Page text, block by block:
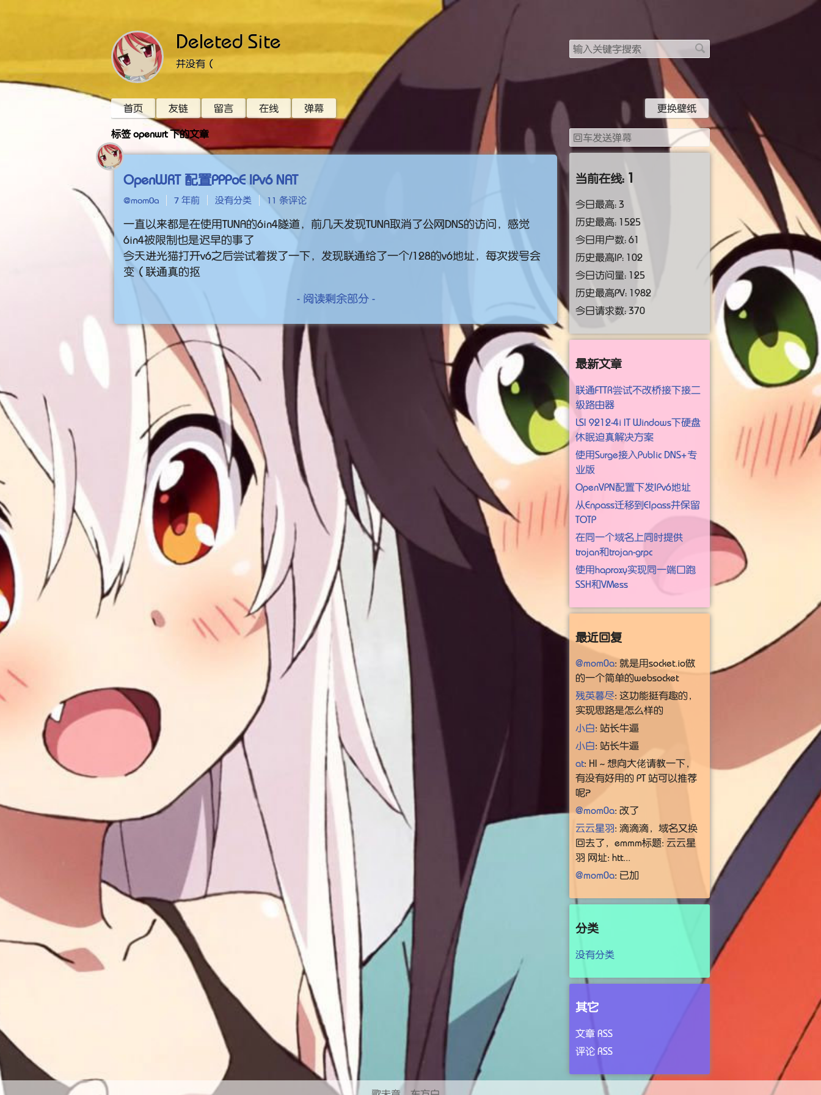
Deleted Site
并没有（
搜
索
键
首页
友链 留言 在线 弹幕 更换壁纸
标签 openwrt 下的文章
OpenWRT 配置PPPoE IPv6 NAT
@mom0a 7 年前 没有分类 11 条评论
一直以来都是在使用TUNA的6in4隧道，前几天发现TUNA取消了公网DNS的访问，感觉
6in4被限制也是迟早的事了
今天进光猫打开v6之后尝试着拨了一下，发现联通给了一个/128的v6地址，每次拨号会
变（联通真的抠
- 阅读剩余部分 -
当前在线： 1
今日最高： 3
历史最高： 1525
今日用户数： 61
历史最高IP： 102
今日访问量： 125
历史最高PV： 1982
今日请求数： 370
最新文章
联通FTTR尝试不改桥接下接二
级路由器
LSI 9212-4i IT Windows下硬盘
休眠迫真解决方案
使用Surge接入Public DNS+专
业版
OpenVPN配置下发IPv6地址
从Enpass迁移到Elpass并保留
TOTP
在同一个域名上同时提供
trojan和trojan-grpc
使用haproxy实现同一端口跑
SSH和VMess
最近回复
@mom0a: 就是用socket.io做
的一个简单的websocket
残英暮尽: 这功能挺有趣的，
实现思路是怎么样的
小白: 站长牛逼
小白: 站长牛逼
at: HI～想向大佬请教一下，
有没有好用的 PT 站可以推荐
呢？
@mom0a: 改了
云云星羽: 滴滴滴，域名又换
回去了，emmm标题: 云云星
羽 网址: htt...
@mom0a: 已加
分类
没有分类
其它
文章 RSS
评论 RSS